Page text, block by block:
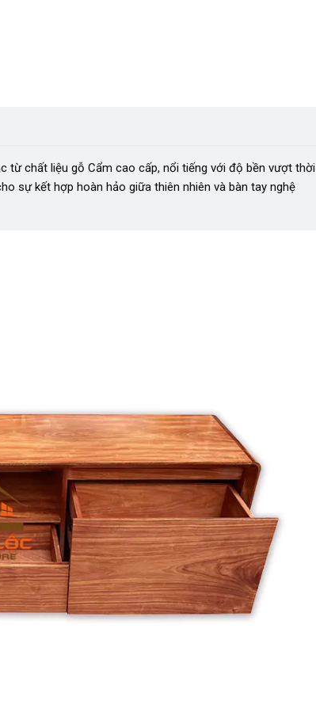
từ chất liệu gỗ Cẩm cao cấp, nổi tiếng với độ bền vượt thời
sự kết hợp hoàn hảo giữa thiên nhiên và bàn tay nghệ